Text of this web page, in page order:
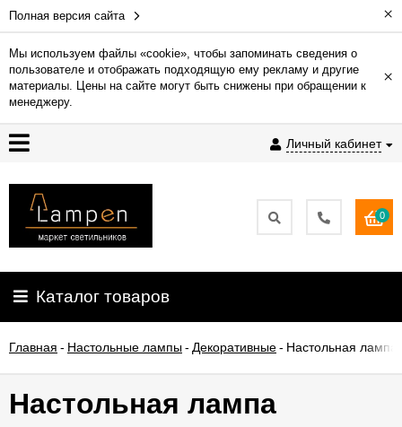
Полная версия сайта ×
Мы используем файлы «cookie», чтобы запоминать сведения о
пользователе и отображать подходящую ему рекламу и другие
материалы. Цены на сайте могут быть снижены при обращении к
менеджеру.
×
Личный кабинет
Гарантия
Доставка
и
Контакты
освещения
О
0
Каталог товаров
Главная - Настольные лампы- Декоративные- Настольная лампа
Настольная лампа